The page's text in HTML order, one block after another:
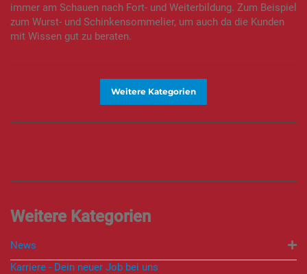
immer am Schauen nach Fort- und Weiterbildung. Zum Beispiel
zum Wurst- und Schinkensommelier, um auch da die Kunden
mit Wissen gut zu beraten.
Weitere Kategorien
News
Karriere - Dein neuer Job bei uns